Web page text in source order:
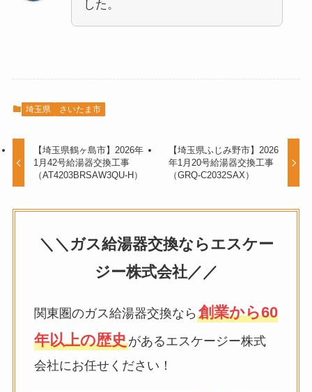
した。
埼玉県 さいたま市
【埼玉県鶴ヶ島市】2026年
1月42号給湯器交換工事
（AT4203BRSAW3QU-H）
【埼玉県ふじみ野市】2026
年1月20号給湯器交換工事
（GRQ-C2032SAX）
＼＼ガス給湯器交換ならエスケー
ジー株式会社／／
関東圏のガス給湯器交換なら 創業から60
年以上の歴史があるエスケージー株式
会社にお任せください！